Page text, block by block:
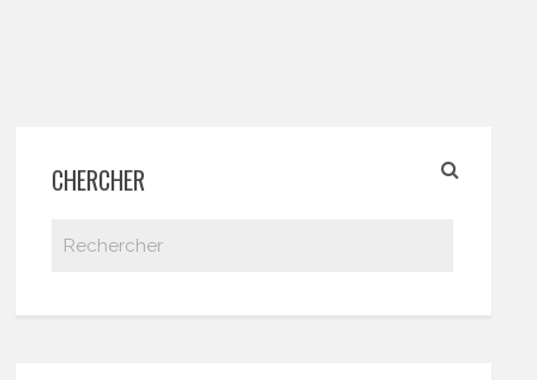
CHERCHER